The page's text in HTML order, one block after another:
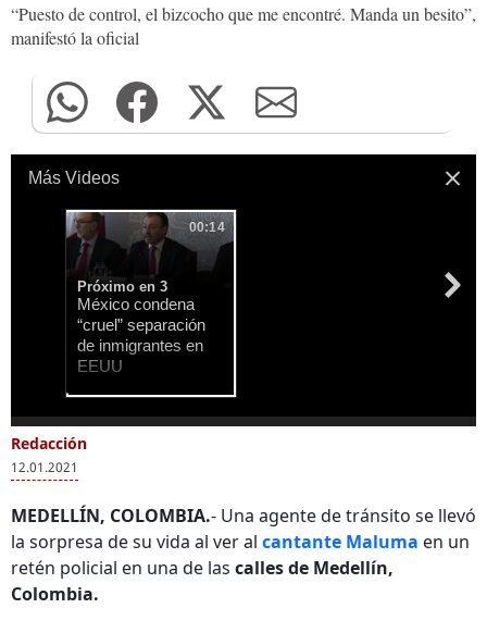
“Puesto de control, el bizcocho que me encontré. Manda un besito”,
manifestó la oficial
Más Videos
00:14
Próximo en 1
México condena
“cruel” separación
de inmigrantes en
EEUU
0
of
22
seconds
Más Videos
México condena
“cruel” separación
Reacción de Maluma
Redacción
12.01.2021
MEDELLÍN, COLOMBIA.- Una agente de tránsito se llevó
la sorpresa de su vida al ver al cantante Maluma en un
retén policial en una de las calles de Medellín,
Colombia.